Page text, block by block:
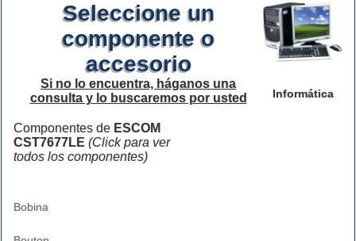
Informática
Seleccione un
componente o
accesorio
Si no lo encuentra, háganos una
consulta y lo buscaremos por usted
Componentes de ESCOM
CST7677LE (Click para ver
todos los componentes)
Bobina